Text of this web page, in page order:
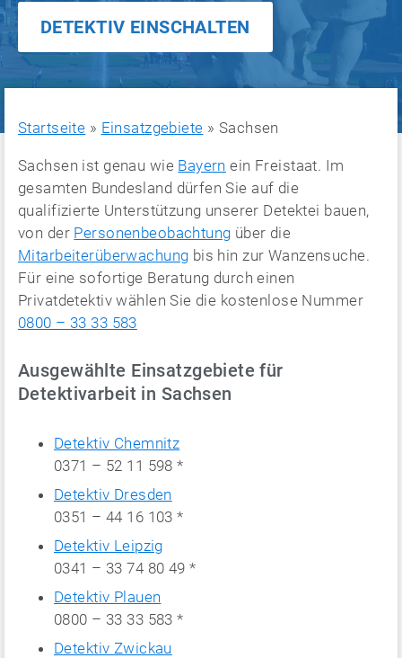
DETEKTIV EINSCHALTEN
Startseite » Einsatzgebiete » Sachsen
Sachsen ist genau wie Bayern ein Freistaat. Im
gesamten Bundesland dürfen Sie auf die
qualifizierte Unterstützung unserer Detektei bauen,
von der Personenbeobachtung über die
Mitarbeiterüberwachung bis hin zur Wanzensuche.
Für eine sofortige Beratung durch einen
Privatdetektiv wählen Sie die kostenlose Nummer
0800 – 33 33 583
Ausgewählte Einsatzgebiete für
Detektivarbeit in Sachsen
Detektiv Chemnitz
0371 – 52 11 598 *
Detektiv Dresden
0351 – 44 16 103 *
Detektiv Leipzig
0341 – 33 74 80 49 *
Detektiv Plauen
0800 – 33 33 583 *
Detektiv Zwickau